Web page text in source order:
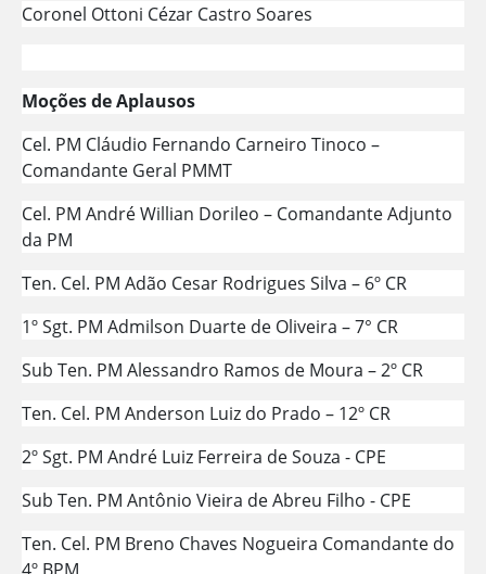
Coronel Ottoni Cézar Castro Soares
Moções de Aplausos
Cel. PM Cláudio Fernando Carneiro Tinoco –
Comandante Geral PMMT
Cel. PM André Willian Dorileo – Comandante Adjunto
da PM
Ten. Cel. PM Adão Cesar Rodrigues Silva – 6º CR
1º Sgt. PM Admilson Duarte de Oliveira – 7° CR
Sub Ten. PM Alessandro Ramos de Moura – 2º CR
Ten. Cel. PM Anderson Luiz do Prado – 12º CR
2º Sgt. PM André Luiz Ferreira de Souza - CPE
Sub Ten. PM Antônio Vieira de Abreu Filho - CPE
Ten. Cel. PM Breno Chaves Nogueira Comandante do